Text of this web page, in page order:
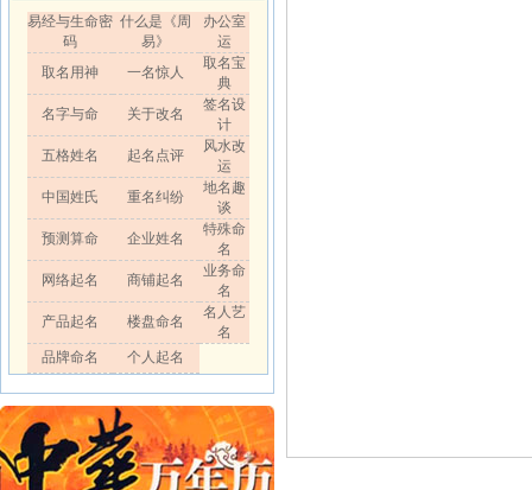
易经与生命密
码
什么是《周
易》
办公室
运
取名用神
一名惊人
取名宝
典
名字与命
关于改名
签名设
计
五格姓名
起名点评
风水改
运
中国姓氏
重名纠纷
地名趣
谈
预测算命
企业姓名
特殊命
名
网络起名
商铺起名
业务命
名
产品起名
楼盘命名
名人艺
名
品牌命名
个人起名